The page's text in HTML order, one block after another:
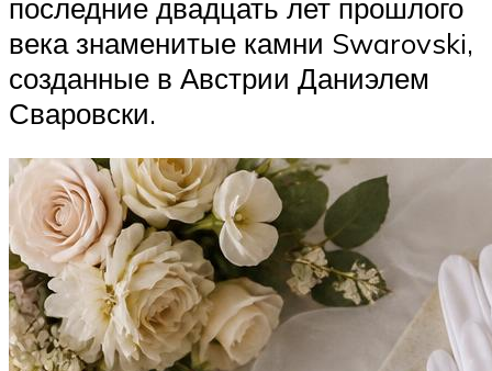
последние двадцать лет прошлого
века знаменитые камни Swarovski,
созданные в Австрии Даниэлем
Сваровски.